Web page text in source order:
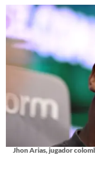
Jhon Arias, jugador